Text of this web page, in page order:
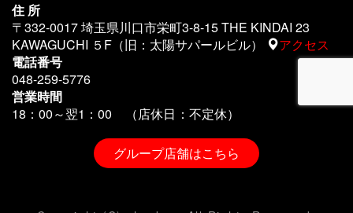
住 所
〒332-0017 埼玉県川口市栄町3-8-15 THE KINDAI 23
KAWAGUCHI ５F（旧：太陽サパールビル）
アクセス
電話番号
048-259-5776
営業時間
18：00～翌1 ：00 （店休日：不定休）
グループ店舗はこちら